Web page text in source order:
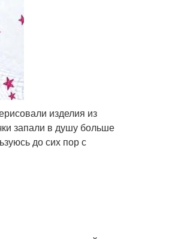
изделия из
запали в душу больше
до сих пор с